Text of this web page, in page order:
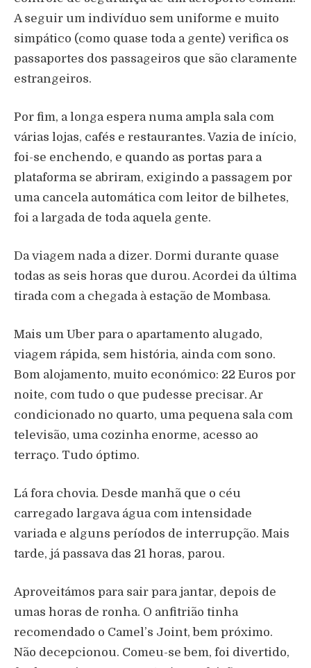
A seguir um indivíduo sem uniforme e muito
simpático (como quase toda a gente) verifica os
passaportes dos passageiros que são claramente
estrangeiros.
Por fim, a longa espera numa ampla sala com
várias lojas, cafés e restaurantes. Vazia de início,
foi-se enchendo, e quando as portas para a
plataforma se abriram, exigindo a passagem por
uma cancela automática com leitor de bilhetes,
foi a largada de toda aquela gente.
Da viagem nada a dizer. Dormi durante quase
todas as seis horas que durou. Acordei da última
tirada com a chegada à estação de Mombasa.
Mais um Uber para o apartamento alugado,
viagem rápida, sem história, ainda com sono.
Bom alojamento, muito económico: 22 Euros por
noite, com tudo o que pudesse precisar. Ar
condicionado no quarto, uma pequena sala com
televisão, uma cozinha enorme, acesso ao
terraço. Tudo óptimo.
Lá fora chovia. Desde manhã que o céu
carregado largava água com intensidade
variada e alguns períodos de interrupção. Mais
tarde, já passava das 21 horas, parou.
Aproveitámos para sair para jantar, depois de
umas horas de ronha. O anfitrião tinha
recomendado o Camel’s Joint, bem próximo.
Não decepcionou. Comeu-se bem, foi divertido,